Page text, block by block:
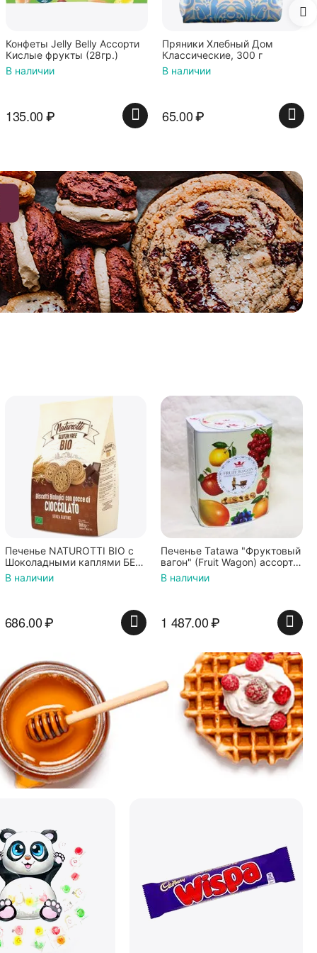
Пряники Хлебный Дом
Классические, 300 г
В наличии
65.00₽
Печенье NATUROTTI BIO с
Шоколадными каплями БЕЗ
ГЛЮТЕНА 300г
В наличии
686.00₽
Печенье Tatawa "Фруктовый
вагон" (Fruit Wagon) ассорти
700г
В наличии
1 487.00₽